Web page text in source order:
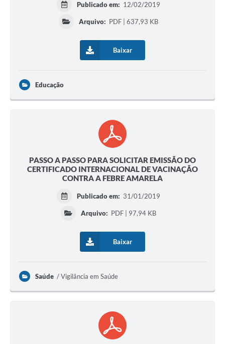
Publicado em: 12/02/2019
Arquivo: PDF | 637,93 KB
Baixar
Educação
PASSO A PASSO PARA SOLICITAR EMISSÃO DO
CERTIFICADO INTERNACIONAL DE VACINAÇÃO
CONTRA A FEBRE AMARELA
Publicado em: 31/01/2019
Arquivo: PDF | 97,94 KB
Baixar
Saúde Vigilância em Saúde